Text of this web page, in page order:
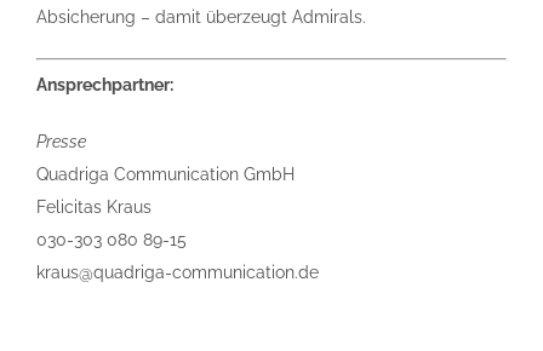
Absicherung – damit überzeugt Admirals.
Ansprechpartner:
Presse
Quadriga Communication GmbH
Felicitas Kraus
030-303 080 89-15
kraus@quadriga-communication.de